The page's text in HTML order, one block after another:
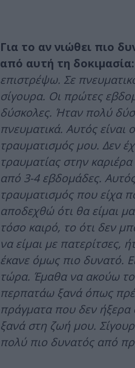
Για το αν νιώθει πιο
από αυτή τη δοκιμασία:
επιστρέψω. Σε
σίγουρα. Οι πρώτες
δύσκολες. Ήταν πολύ
πνευματικά. Αυτός
τραυματισμός μου. Δεν
τραυματίας στην
από 3-4 εβδομάδες.
τραυματισμός που είχα
αποδεχθώ ότι θα είμαι
τόσο καιρό, το ότι δεν
να είμαι με πατερίτσες,
έκανε όμως πιο δυνατό.
τώρα. Έμαθα να ακούω
περπατάω ξανά όπως
πράγματα που δεν ήξερα
ξανά στη ζωή μου.
πολύ πιο δυνατός από